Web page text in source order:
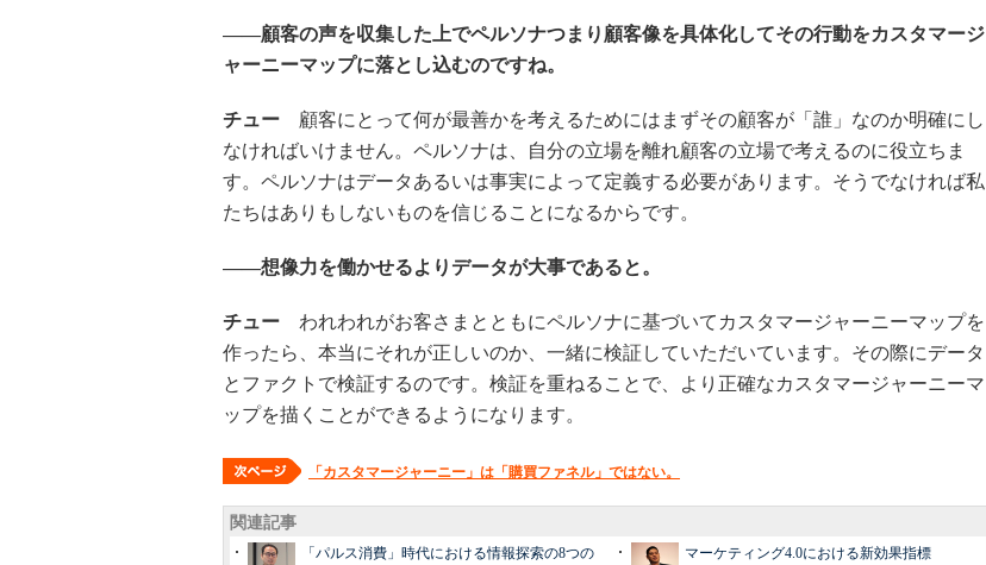
――顧客の声を収集した上でペルソナつまり顧客像を具体化してその行動をカスタマージ
ャーニーマップに落とし込むのですね。
チュー 顧客にとって何が最善かを考えるためにはまずその顧客が「誰」なのか明確にし
なければいけません。ペルソナは、自分の立場を離れ顧客の立場で考えるのに役立ちま
す。ペルソナはデータあるいは事実によって定義する必要があります。そうでなければ私
たちはありもしないものを信じることになるからです。
――想像力を働かせるよりデータが大事であると。
チュー われわれがお客さまとともにペルソナに基づいてカスタマージャーニーマップを
作ったら、本当にそれが正しいのか、一緒に検証していただいています。その際にデータ
とファクトで検証するのです。検証を重ねることで、より正確なカスタマージャーニーマ
ップを描くことができるようになります。
「カスタマージャーニー」は「購買ファネル」ではない。
関連記事
「パルス消費」時代における情報探索の8つの
マーケティング4.0における新効果指標